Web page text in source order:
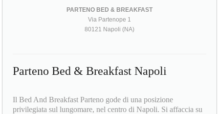
PARTENO BED & BREAKFAST
Via Partenope 1
80121 Napoli (NA)
Parteno Bed & Breakfast Napoli
Il Bed And Breakfast Parteno gode di una posizione
privilegiata sul lungomare, nel centro di Napoli. Si affaccia su